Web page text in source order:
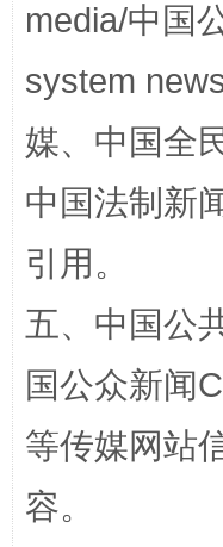
扯下公款旅游
media/中国
system
媒、中国全
中国法制新
引用。
五、中国公
国公众新闻
等传媒网站
容。